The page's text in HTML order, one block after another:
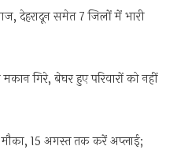
देहरादून समेत 7 जिलों में भारी
गिरे, बेघर हुए परिवारों को नहीं
मौका, 15 अगस्त तक करें अप्लाई;